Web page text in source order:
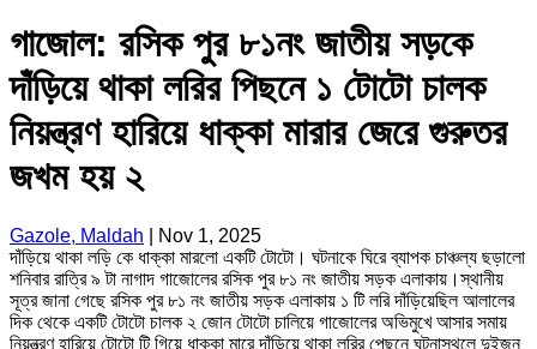
গাজোল: রসিক পুর ৮১নং জাতীয় সড়কে
দাঁড়িয়ে থাকা লরির পিছনে ১ টোটো চালক
নিয়ন্ত্রণ হারিয়ে ধাক্কা মারার জেরে গুরুতর
জখম হয় ২
Gazole, Maldah
Nov 1, 2025
দাঁড়িয়ে থাকা লড়ি কে ধাক্কা মারলো একটি টোটো। ঘটনাকে ঘিরে ব্যাপক চাঞ্চল্য ছড়ালো
শনিবার রাত্রি ৯ টা নাগাদ গাজোলের রসিক পুর ৮১ নং জাতীয় সড়ক এলাকায়।স্থানীয়
সূত্র জানা গেছে রসিক পুর ৮১ নং জাতীয় সড়ক এলাকায় ১ টি লরি দাঁড়িয়েছিল আলালের
দিক থেকে একটি টোটো চালক ২ জোন টোটো চালিয়ে গাজোলের অভিমুখে আসার সমায়
নিয়ন্ত্রণ হারিয়ে টোটো টি গিয়ে ধাক্কা মারে দাঁড়িয়ে থাকা লরির পেছনে ঘটনাস্থলে দুইজন